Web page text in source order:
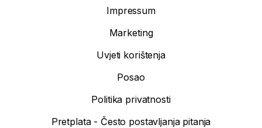
Impressum
Marketing
Uvjeti korištenja
Posao
Politika privatnosti
Pretplata - Često postavljanja pitanja